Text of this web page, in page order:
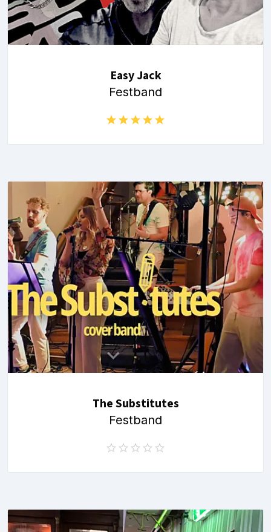
Easy Jack
Festband
The Substitutes
Festband